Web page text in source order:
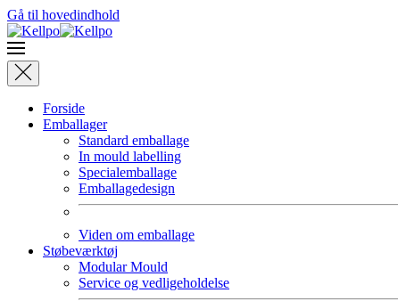
Gå til hovedindhold
Forside
Emballager
Standard emballage
In mould labelling
Specialemballage
Emballagedesign
Viden om emballage
Støbeværktøj
Modular Mould
Service og vedligeholdelse